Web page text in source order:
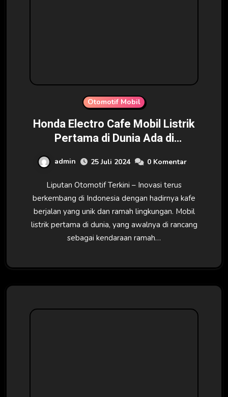
Otomotif Mobil
Honda Electro Cafe Mobil Listrik
Pertama di Dunia Ada di
admin 25 Juli 2024 0 Komentar
Liputan Otomotif Terkini – Inovasi terus
berkembang di Indonesia dengan hadirnya kafe
berjalan yang unik dan ramah lingkungan. Mobil
listrik pertama di dunia, yang awalnya di rancang
sebagai kendaraan ramah…